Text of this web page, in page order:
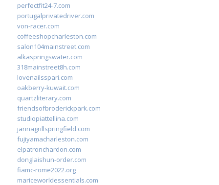
perfectfit24-7.com
portugalprivatedriver.com
von-racer.com
coffeeshopcharleston.com
salon104mainstreet.com
alkaspringswater.com
318mainstreet8h.com
lovenailsspari.com
oakberry-kuwait.com
quartzliterary.com
friendsofbroderickpark.com
studiopiattellina.com
jannagrillspringfield.com
fujiyamacharleston.com
elpatronchardon.com
donglaishun-order.com
fiamc-rome2022.org
mariceworldessentials.com